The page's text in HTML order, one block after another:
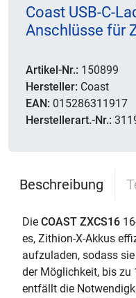
Coast USB-C-
Anschlüsse für
Artikel-Nr.: 150899
Hersteller: Coast
EAN: 015286311917
Herstellerart.-Nr.:
Beschreibung
Die COAST ZXCS16
es, Zithion-X-Akkus
aufzuladen, sodass
der Möglichkeit, bis zu
entfällt die